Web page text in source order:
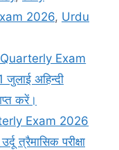
2026, Urdu
Exam
अहिन्दी
करें।
Exam 2026
त्रैमासिक परीक्षा